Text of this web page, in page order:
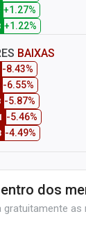
+1.27%
+1.22%
BAIXAS
-8.43%
-6.55%
-5.87%
-5.46%
-4.49%
dos
gratuitamente